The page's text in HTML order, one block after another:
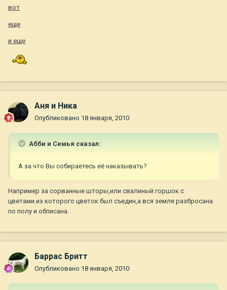
вот
еще
и еще
Аня и Ника
Опубликовано 18 января, 2010
Абби и Семья сказал:
А за что Вы собираетесь её наказывать?
Например за сорванные шторы,или свалиный горшок с
цветами.из которого цветок был съедин,а вся земля разбросана
по полу и обписана.
Баррас Бритт
Опубликовано 18 января, 2010